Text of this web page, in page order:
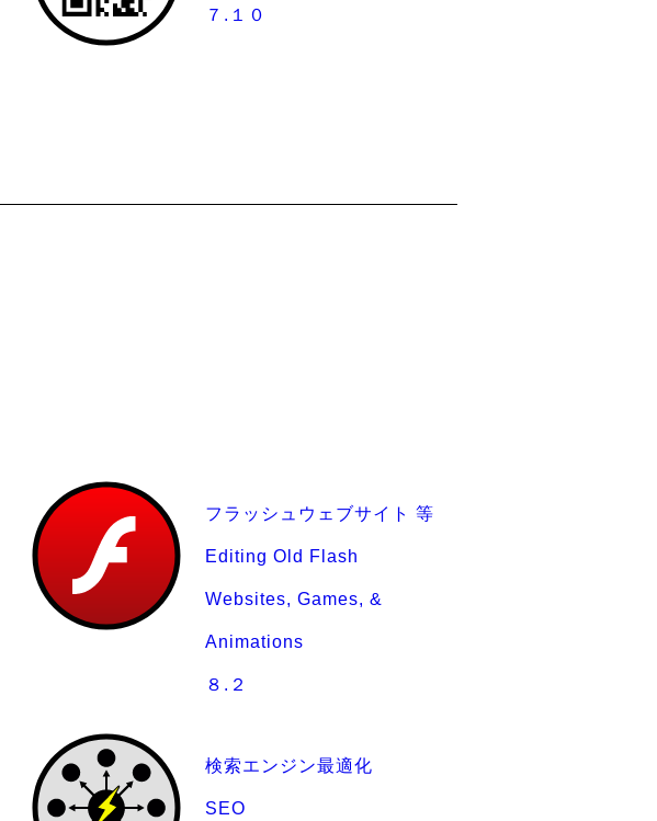
７.１０
フラッシュウェブサイト 等
Editing Old Flash
Websites, Games, &
Animations
８.２
検索エンジン最適化
SEO